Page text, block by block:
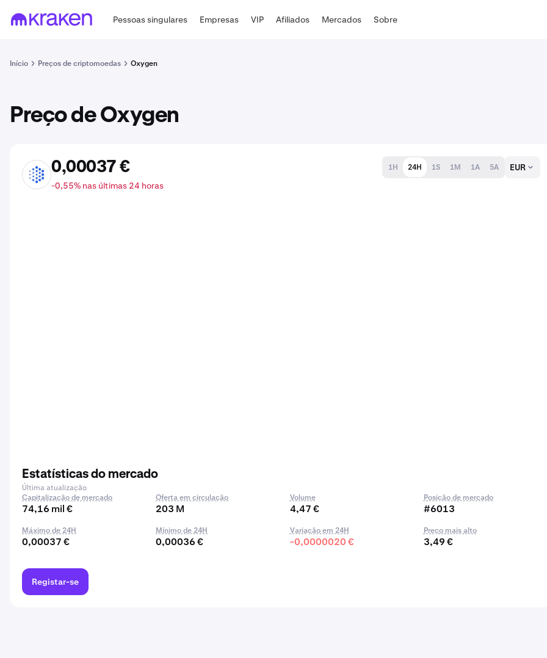
Pessoas singulares Empresas VIP Afiliados Mercados Sobre
Início Preços de criptomoedas Oxygen
Preço de Oxygen
OXY 0,00037 €
-0,55% nas últimas 24 horas
1H 24H 1S 1M 1A 5A EUR
Estatísticas do mercado
Última atualização
Capitalização de mercado
74,16 mil €
Oferta em circulação
203 M
Volume
4,47 €
Posição de mercado
#6013
Máximo de 24H
0,00037 €
Mínimo de 24H
0,00036 €
Variação em 24H
-0,0000020 €
Preço mais alto
3,49 €
Registar-se